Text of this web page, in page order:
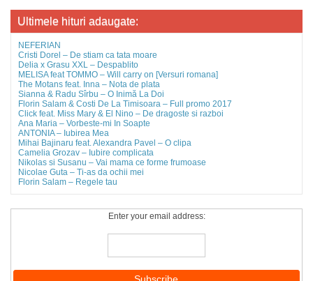
Ultimele hituri adaugate:
NEFERIAN
Cristi Dorel – De stiam ca tata moare
Delia x Grasu XXL – Despablito
MELISA feat TOMMO – Will carry on [Versuri romana]
The Motans feat. Inna – Nota de plata
Sianna & Radu Sîrbu – O Inimă La Doi
Florin Salam & Costi De La Timisoara – Full promo 2017
Click feat. Miss Mary & El Nino – De dragoste si razboi
Ana Maria – Vorbeste-mi In Soapte
ANTONIA – Iubirea Mea
Mihai Bajinaru feat. Alexandra Pavel – O clipa
Camelia Grozav – Iubire complicata
Nikolas si Susanu – Vai mama ce forme frumoase
Nicolae Guta – Ti-as da ochii mei
Florin Salam – Regele tau
Enter your email address: